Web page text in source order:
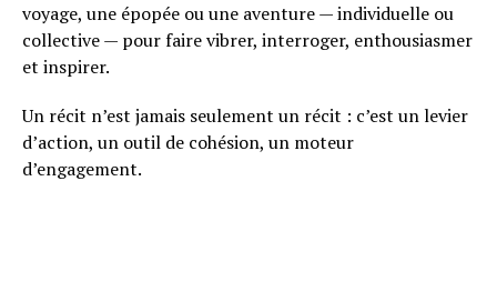
voyage, une épopée ou une aventure — individuelle ou
collective — pour faire vibrer, interroger, enthousiasmer
et inspirer.
Un récit n’est jamais seulement un récit : c’est un levier
d’action, un outil de cohésion, un moteur
d’engagement.